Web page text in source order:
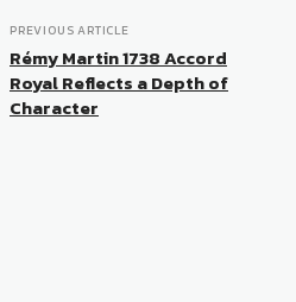
PREVIOUS ARTICLE
Rémy Martin 1738 Accord
Royal Reflects a Depth of
Character